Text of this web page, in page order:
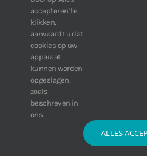
Software IDIS
13.87 MB
» Bekijk meer downloads
© Copyright 2016 -
2026 | IDIS
Algemene voorwaarden
accepteren' te
klikken,
aanvaardt u dat
cookies op uw
apparaat
kunnen worden
opgeslagen,
zoals
beschreven in
ons
ALLES